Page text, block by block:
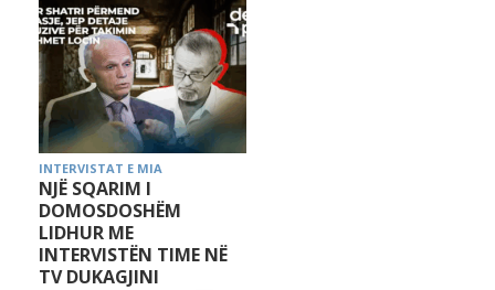
INTERVISTAT E MIA
NJË SQARIM I
DOMOSDOSHËM
LIDHUR ME
INTERVISTËN TIME NË
TV DUKAGJINI